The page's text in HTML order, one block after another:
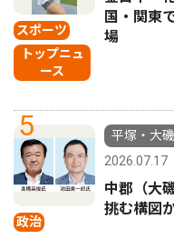
スポーツ
トップニュ
ース
国・関東
場
5
政治
平塚・大
2026.07.17
中郡（大
挑む構図